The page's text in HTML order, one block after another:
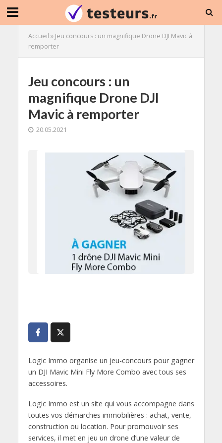
Accueil » Jeu concours : un magnifique Drone DJI Mavic à
remporter
Jeu concours : un
magnifique Drone DJI
Mavic à remporter
20.05.2021
Logic Immo organise un jeu-concours pour gagner
un DJI Mavic Mini Fly More Combo avec tous ses
accessoires.
Logic Immo est un site qui vous accompagne dans
toutes vos démarches immobilières : achat, vente,
construction ou location. Pour promouvoir ses
services, il met en jeu un drone d’une valeur de